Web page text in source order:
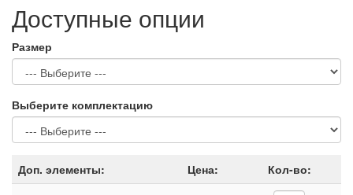
Доступные опции
Размер
Выберите комплектацию
Доп. элементы: Цена: Кол-во: